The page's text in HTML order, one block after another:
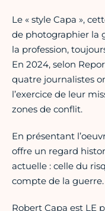
Le « style Capa »,
de photographier la
la profession,
En 2024, selon
quatre journalistes
l’exercice de leur
zones de conflit.
En présentant
offre un regard
actuelle : celle du
compte de la guerre.
Robert Capa est LE